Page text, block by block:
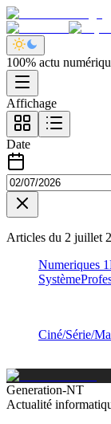
100% actu
Affichage
Date
Articles du 2 juillet
Numeriques 1
Système
Ciné/Série/
Generation-NT
Actualité